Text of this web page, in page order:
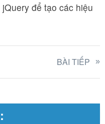
để tạo các hiệu
BÀI TIẾP